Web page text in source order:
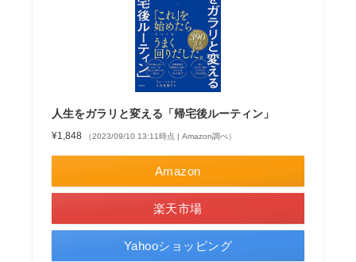
人生をガラリと変える「帰宅後ルーティン」
¥1,848 （2023/09/10 13:11時点 | Amazon調べ）
Amazon
楽天市場
Yahooショッピング